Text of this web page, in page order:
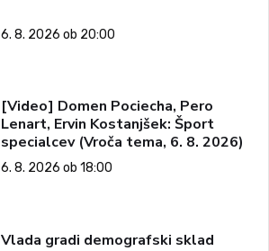
6. 8. 2026 ob 20:00
[Video] Domen Pociecha, Pero
Lenart, Ervin Kostanjšek: Šport
specialcev (Vroča tema, 6. 8. 2026)
6. 8. 2026 ob 18:00
Vlada gradi demografski sklad